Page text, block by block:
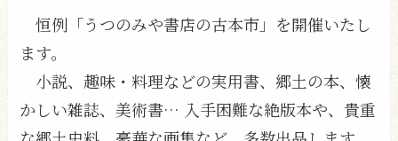
恒例「うつのみや書店の古本市」を開催いたし
ます。
小説、趣味・料理などの実用書、郷土の本、懐
かしい雑誌、美術書… 入手困難な絶版本や、貴重